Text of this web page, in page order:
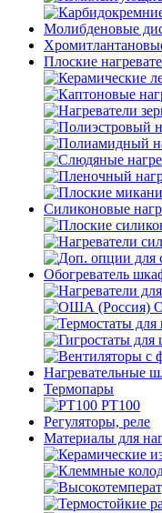
Молибденовые
Плоские
Силиконовые
Обогреватель
Нагревательные
Термопары
PT100
Регуляторы, реле
Материалы для